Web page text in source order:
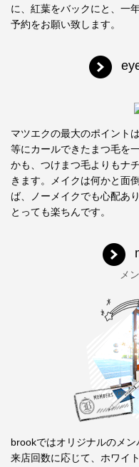
に、紅葉をバックにと、一
予約をお願い致します。
マツエクの最大のポイント
等にカールできたまつ毛を
かも、つけまつ毛よりもナ
きます。メイクは何かと面
ば、ノーメイクでも心配あ
とっても楽ちんです。
メ
brookではオリジナルのメ
来店回数に応じて、ホワイ